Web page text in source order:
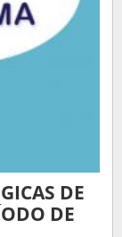
DE
DE